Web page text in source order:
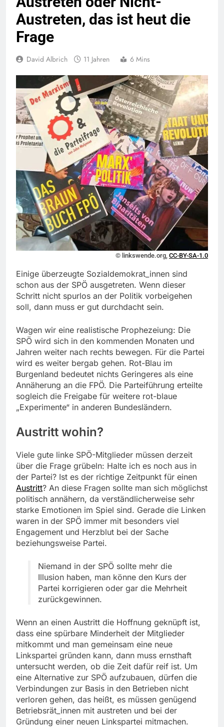
Austreten, das ist heut die
Frage
David Albrich 11 Jahren 6 Mins
© linkswende.org, CC-BY-SA-1.0
Einige überzeugte Sozialdemokrat_innen sind
schon aus der SPÖ ausgetreten. Wenn dieser
Schritt nicht spurlos an der Politik vorbeigehen
soll, dann muss er gut durchdacht sein.
Wagen wir eine realistische Prophezeiung: Die
SPÖ wird sich in den kommenden Monaten und
Jahren weiter nach rechts bewegen. Für die Partei
wird es weiter bergab gehen. Rot-Blau im
Burgenland bedeutet nichts Geringeres als eine
Annäherung an die FPÖ. Die Parteiführung erteilte
sogleich die Freigabe für weitere rot-blaue
„Experimente“ in anderen Bundesländern.
Austritt wohin?
Viele gute linke SPÖ-Mitglieder müssen derzeit
über die Frage grübeln: Halte ich es noch aus in
der Partei? Ist es der richtige Zeitpunkt für einen
Austritt? An diese Fragen sollte man sich möglichst
politisch annähern, da verständlicherweise sehr
starke Emotionen im Spiel sind. Gerade die Linken
waren in der SPÖ immer mit besonders viel
Engagement und Herzblut bei der Sache
beziehungsweise Partei.
Niemand in der SPÖ sollte mehr die
Illusion haben, man könne den Kurs der
Partei korrigieren oder gar die Mehrheit
zurückgewinnen.
Wenn an einen Austritt die Hoffnung geknüpft ist,
dass eine spürbare Minderheit der Mitglieder
mitkommt und man gemeinsam eine neue
Linkspartei gründen kann, dann muss ernsthaft
untersucht werden, ob die Zeit dafür reif ist. Um
eine Alternative zur SPÖ aufzubauen, dürfen die
Verbindungen zur Basis in den Betrieben nicht
verloren gehen, das heißt, es müssen genügend
Betriebsrät_innen mit austreten und bei der
Gründung einer neuen Linkspartei mitmachen.